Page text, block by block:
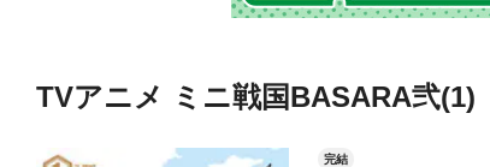
TVアニメ ミニ戦国BASARA弐(1)
完結